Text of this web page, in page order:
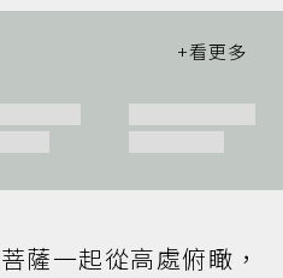
薩一起從高處俯瞰，